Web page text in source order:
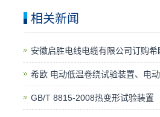
相关新闻
安徽启胜电线电缆有限公司订购
希欧 电动低温卷绕试验装置、电
GB/T 8815-2008热变形试验装置